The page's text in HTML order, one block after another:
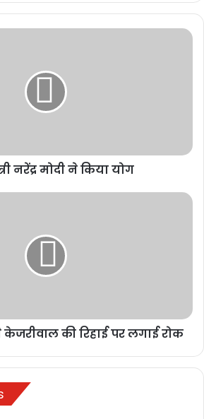
सदी के अंतिम दशक में अस्थिर सरकारों के लंबे दौर
वर्षों में 5 चुनावों को देखा, जिसके परिणामस्वरूप
ने कहा, ‘‘उस दौर को पीछे छोड़कर भारत
लोकतंत्र को मजबूत बनाने में जम्मू और कश्मीर
किया। प्रधानमंत्री मोदी ने कहा, “हम आज
और कश्मीरियत के सपने को वास्तविकता में
ने हालिया चुनावों में रिकॉर्ड मतदान का
में जम्मू और कश्मीर की जनता के विश्वास की
लोकतंत्र का ध्वज ऊंचा रखने के आपके प्रयासों के
नरेंद्र मोदी ने किया योग
केजरीवाल की रिहाई पर लगाई रोक